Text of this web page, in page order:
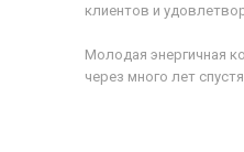
клиентов и
Молодая энергичная
через много лет